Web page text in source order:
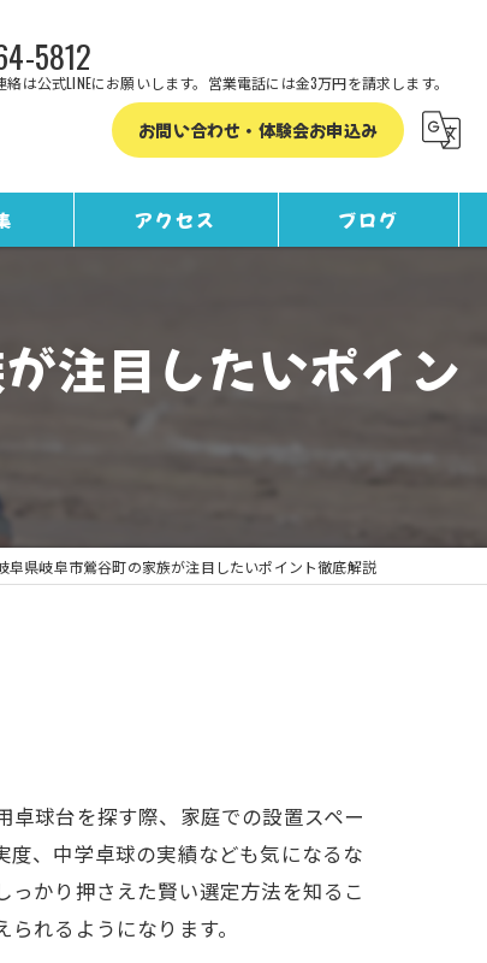
5812
は公式LINEにお願いします。営業電話には金3万円を請求します。
お問い合わせ・体験会お申込み
アクセス ブログ
注目したいポイン
阜県岐阜市鶯谷町の家族が注目したいポイント徹底解説
球台を探す際、家庭での設置スペー
、中学卓球の実績なども気になるな
かり押さえた賢い選定方法を知るこ
れるようになります。